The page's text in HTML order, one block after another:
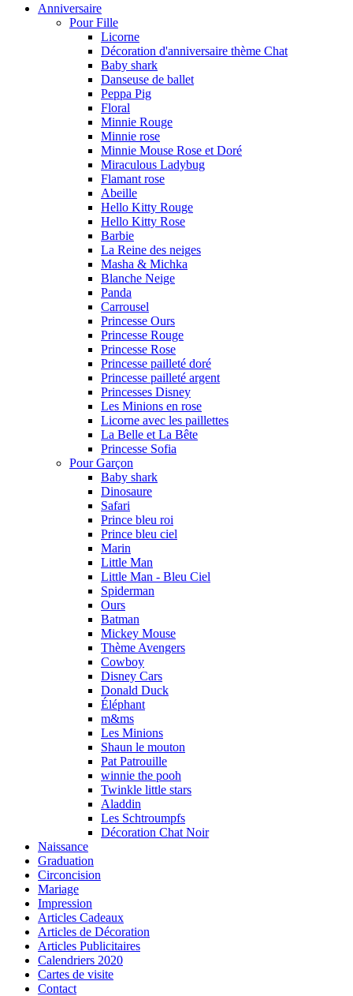
Anniversaire
Pour Fille
Licorne
Décoration d'anniversaire thème Chat
Baby shark
Danseuse de ballet
Peppa Pig
Floral
Minnie Rouge
Minnie rose
Minnie Mouse Rose et Doré
Miraculous Ladybug
Flamant rose
Abeille
Hello Kitty Rouge
Hello Kitty Rose
Barbie
La Reine des neiges
Masha & Michka
Blanche Neige
Panda
Carrousel
Princesse Ours
Princesse Rouge
Princesse Rose
Princesse pailleté doré
Princesse pailleté argent
Princesses Disney
Les Minions en rose
Licorne avec les paillettes
La Belle et La Bête
Princesse Sofia
Pour Garçon
Baby shark
Dinosaure
Safari
Prince bleu roi
Prince bleu ciel
Marin
Little Man
Little Man - Bleu Ciel
Spiderman
Ours
Batman
Mickey Mouse
Thème Avengers
Cowboy
Disney Cars
Donald Duck
Éléphant
m&ms
Les Minions
Shaun le mouton
Pat Patrouille
winnie the pooh
Twinkle little stars
Aladdin
Les Schtroumpfs
Décoration Chat Noir
Naissance
Graduation
Circoncision
Mariage
Impression
Articles Cadeaux
Articles de Décoration
Articles Publicitaires
Calendriers 2020
Cartes de visite
Contact